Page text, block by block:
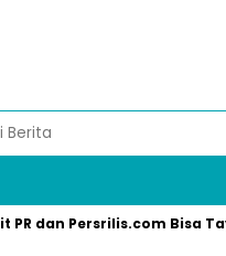
PR dan Persrilis.com Bisa